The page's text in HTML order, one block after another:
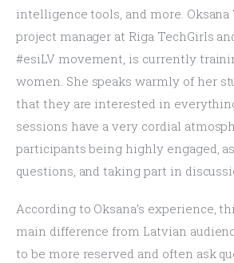
intelligence tools, and more. Oksana
project manager at Riga TechGirls
#esiLV movement, is currently
women. She speaks warmly of her
that they are interested in
sessions have a very cordial
participants being highly engaged,
questions, and taking part in
According to Oksana’s experience,
main difference from Latvian
to be more reserved and often ask